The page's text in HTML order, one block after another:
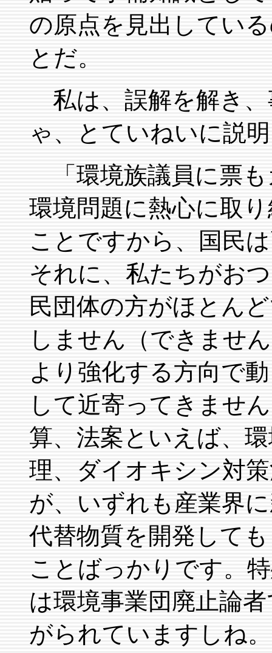
の原点を見出してい
とだ。
私は、誤解を解き
ゃ、とていねいに説
「環境族議員に票
環境問題に熱心に取
ことですから、国民
それに、私たちがお
民団体の方がほとん
しません（できませ
より強化する方向で
して近寄ってきませ
算、法案といえば、
理、ダイオキシン対
が、いずれも産業界
代替物質を開発して
ことばっかりです。
は環境事業団廃止論
がられていますしね